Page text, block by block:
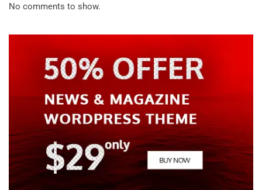
No comments to show.